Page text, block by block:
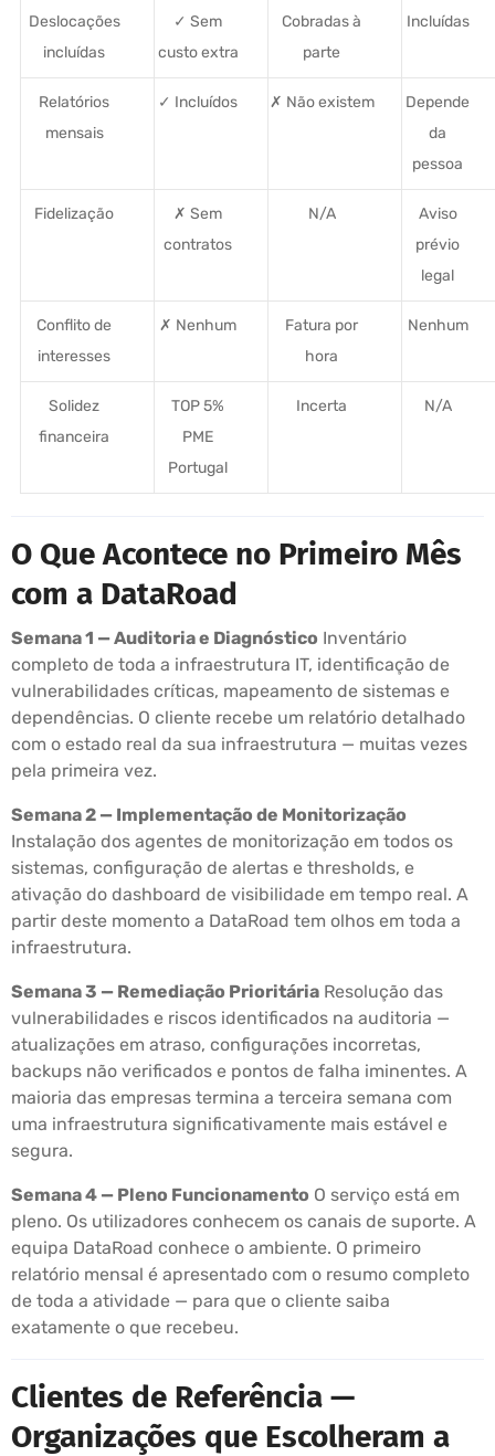
Deslocações
incluídas
✓ Sem
custo extra
Cobradas à
parte
Incluídas
Relatórios
mensais
✓ Incluídos ✗ Não existem
Depende
da
pessoa
Fidelização
✗ Sem
contratos
N/A
Aviso
prévio
legal
Conflito de
interesses
✗ Nenhum
Fatura por
hora
Nenhum
Solidez
financeira
TOP 5%
PME
Portugal
Incerta N/A
O Que Acontece no Primeiro Mês
com a DataRoad
Semana 1 — Auditoria e Diagnóstico Inventário
completo de toda a infraestrutura IT, identificação de
vulnerabilidades críticas, mapeamento de sistemas e
dependências. O cliente recebe um relatório detalhado
com o estado real da sua infraestrutura — muitas vezes
pela primeira vez.
Semana 2 — Implementação de Monitorização
Instalação dos agentes de monitorização em todos os
sistemas, configuração de alertas e thresholds, e
ativação do dashboard de visibilidade em tempo real. A
partir deste momento a DataRoad tem olhos em toda a
infraestrutura.
Semana 3 — Remediação Prioritária Resolução das
vulnerabilidades e riscos identificados na auditoria —
atualizações em atraso, configurações incorretas,
backups não verificados e pontos de falha iminentes. A
maioria das empresas termina a terceira semana com
uma infraestrutura significativamente mais estável e
segura.
Semana 4 — Pleno Funcionamento O serviço está em
pleno. Os utilizadores conhecem os canais de suporte. A
equipa DataRoad conhece o ambiente. O primeiro
relatório mensal é apresentado com o resumo completo
de toda a atividade — para que o cliente saiba
exatamente o que recebeu.
Clientes de Referência —
Organizações que Escolheram a